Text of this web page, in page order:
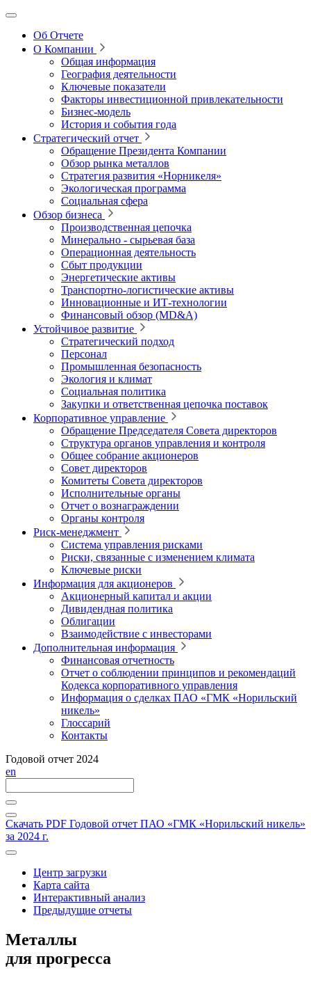
Об Отчете
О Компании
Общая информация
География деятельности
Ключевые показатели
Факторы инвестиционной привлекательности
Бизнес-модель
История и события года
Стратегический отчет
Обращение Президента Компании
Обзор рынка металлов
Стратегия развития «Норникеля»
Экологическая программа
Социальная сфера
Обзор бизнеса
Производственная цепочка
Минерально ‑ сырьевая база
Операционная деятельность
Сбыт продукции
Энергетические активы
Транспортно-логистические активы
Инновационные и ИТ‑технологии
Финансовый обзор (MD&A)
Устойчивое развитие
Стратегический подход
Персонал
Промышленная безопасность
Экология и климат
Социальная политика
Закупки и ответственная цепочка поставок
Корпоративное управление
Обращение Председателя Совета директоров
Структура органов управления и контроля
Общее собрание акционеров
Совет директоров
Комитеты Совета директоров
Исполнительные органы
Отчет о вознаграждении
Органы контроля
Риск-менеджмент
Система управления рисками
Риски, связанные с изменением климата
Ключевые риски
Информация для акционеров
Акционерный капитал и акции
Дивидендная политика
Облигации
Взаимодействие с инвесторами
Дополнительная информация
Финансовая отчетность
Отчет о соблюдении принципов и рекомендаций
Кодекса корпоративного управления
Информация о сделках ПАО «ГМК «Норильский
никель»
Глоссарий
Контакты
Годовой отчет 2024
en
Скачать PDF Годовой отчет ПАО «ГМК «Норильский никель»
за 2024 г.
Центр загрузки
Карта сайта
Интерактивный анализ
Предыдущие отчеты
Металлы
для прогресса